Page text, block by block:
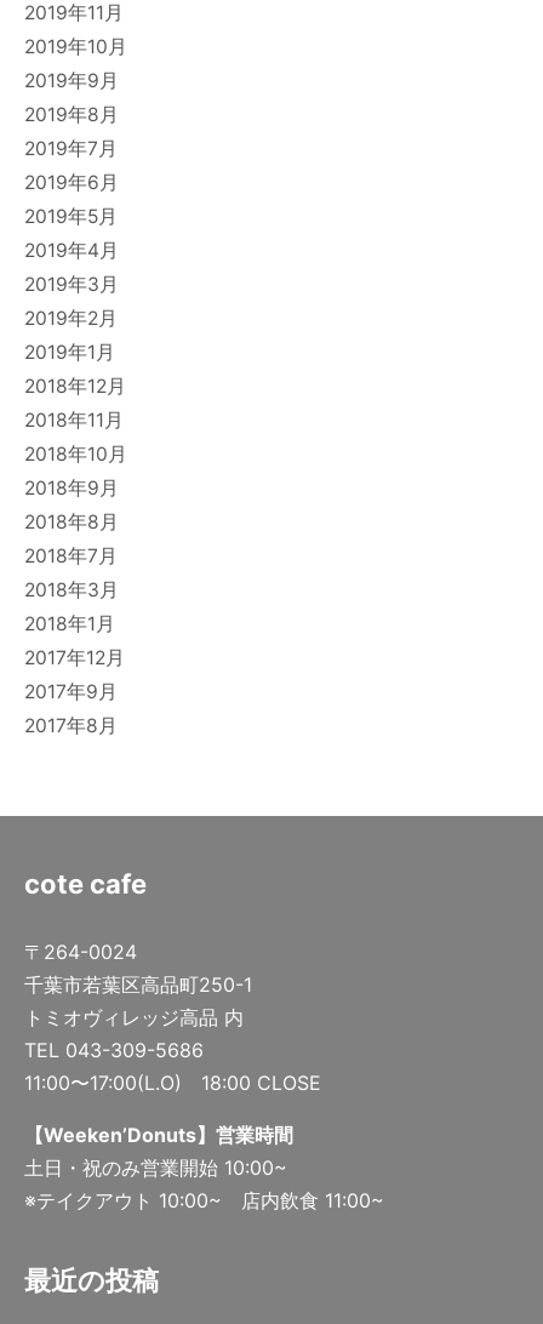
2019年11月
2019年10月
2019年9月
2019年8月
2019年7月
2019年6月
2019年5月
2019年4月
2019年3月
2019年2月
2019年1月
2018年12月
2018年11月
2018年10月
2018年9月
2018年8月
2018年7月
2018年3月
2018年1月
2017年12月
2017年9月
2017年8月
cote cafe
〒264-0024
千葉市若葉区高品町250-1
トミオヴィレッジ高品 内
TEL 043-309-5686
11:00〜17:00(L.O) 18:00 CLOSE
【Weeken’Donuts】営業時間
土日・祝のみ営業開始 10:00~
※テイクアウト 10:00~ 店内飲食 11:00~
最近の投稿